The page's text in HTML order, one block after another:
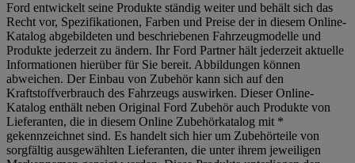
Ford entwickelt seine Produkte ständig weiter und behält sich das
Recht vor, Spezifikationen, Farben und Preise der in diesem Online-
Katalog abgebildeten und beschriebenen Fahrzeugmodelle und
Produkte jederzeit zu ändern. Ihr Ford Partner hält jederzeit aktuelle
Informationen hierüber für Sie bereit. Abbildungen können
abweichen. Der Einbau von Zubehör kann sich auf den
Kraftstoffverbrauch des Fahrzeugs auswirken. Dieser Online-
Katalog enthält neben Original Ford Zubehör auch Produkte von
Lieferanten, die in diesem Online Zubehörkatalog mit *
gekennzeichnet sind. Es handelt sich hier um Zubehörteile von
sorgfältig ausgewählten Lieferanten, die unter ihrem jeweiligen